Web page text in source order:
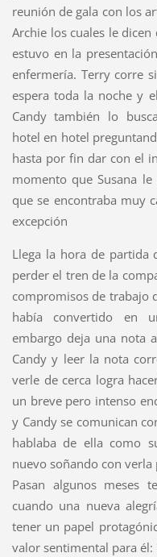
reunión de gala con los
Archie los cuales le
estuvo en la
enfermería. Terry corre
espera toda la noche y
Candy también lo
hotel en hotel
hasta por fin dar con el
momento que Susana
que se encontraba muy
excepción
Llega la hora de partida
perder el tren de la
compromisos de trabajo
había convertido en
embargo deja una nota
Candy y leer la nota
verle de cerca logra
un breve pero intenso
y Candy se comunican
hablaba de ella como
nuevo soñando con verla
Pasan algunos meses
cuando una nueva
tener un papel
valor sentimental para él: